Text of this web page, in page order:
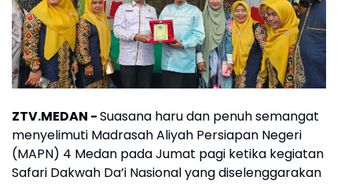
ZTV.MEDAN -Suasana haru dan penuh semangat
menyelimuti Madrasah Aliyah Persiapan Negeri
(MAPN) 4 Medan pada Jumat pagi ketika kegiatan
Safari Dakwah Da’i Nasional yang diselenggarakan